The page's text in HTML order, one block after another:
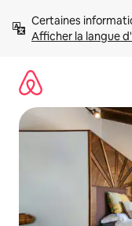
directement
Afficher la langue